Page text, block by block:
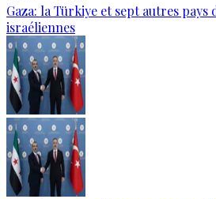
Gaza: la Türkiye et sept autres pays
israéliennes